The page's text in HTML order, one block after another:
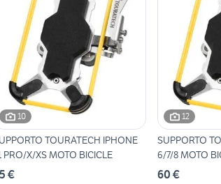
10
TOURATECH IPHONE
PRO/X/XS MOTO BICICLE
€
12
SUPPORTO
6/7/8 MOTO
60 €